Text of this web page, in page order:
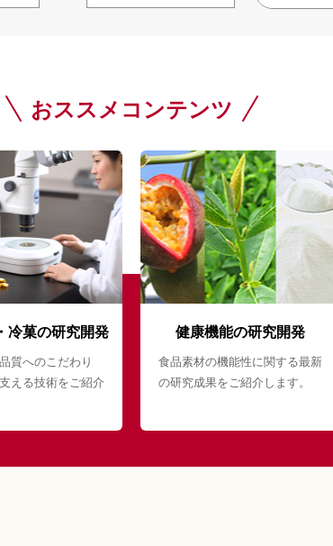
おススメコンテンツ
冷菓の研究開発
質へのこだわり
える技術をご紹介
健康機能の研究開発
食品素材の機能性に関する最新
の研究成果をご紹介します。